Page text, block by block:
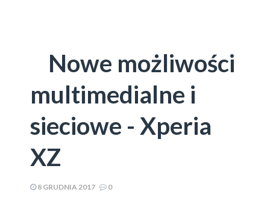
Nowe możliwości
multimedialne i
sieciowe - Xperia
XZ
8 GRUDNIA 2017 0